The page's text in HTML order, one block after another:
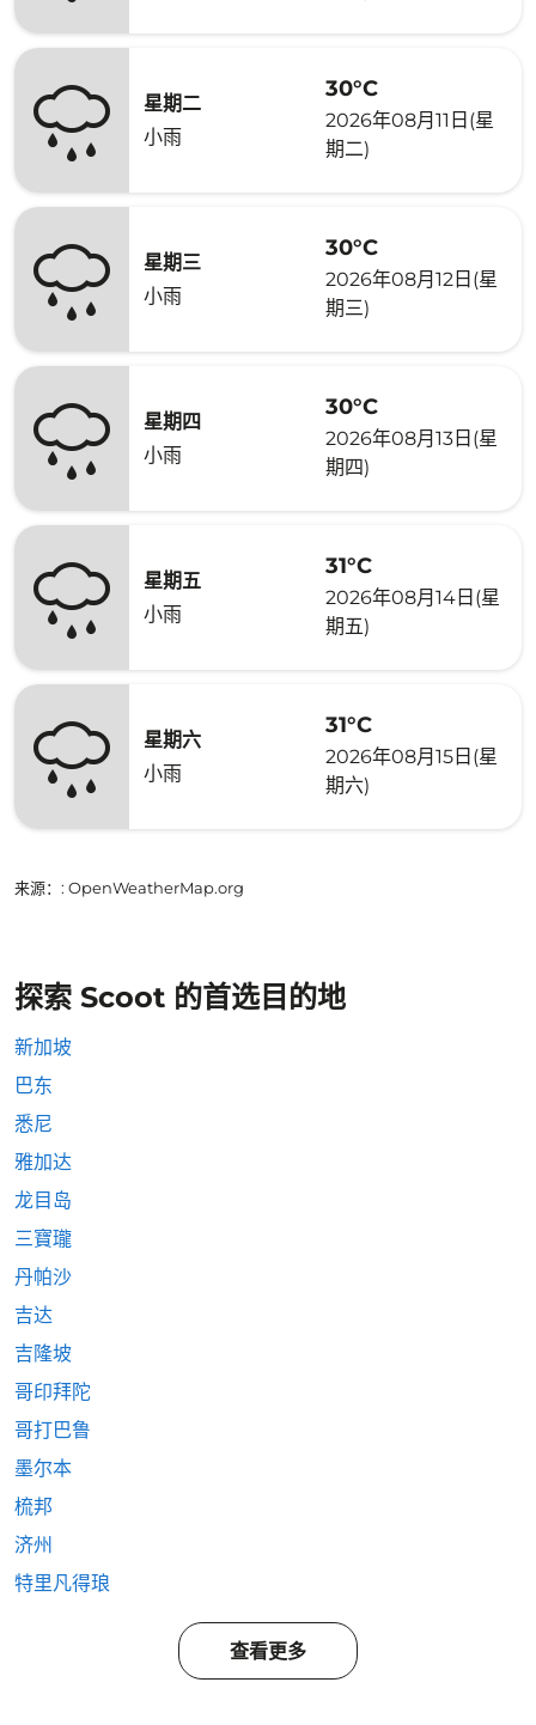
星期二
小雨
30°C
2026年08月11日(星
期二)
星期三
小雨
30°C
2026年08月12日(星
期三)
星期四
小雨
30°C
2026年08月13日(星
期四)
星期五
小雨
31°C
2026年08月14日(星
期五)
星期六
小雨
31°C
2026年08月15日(星
期六)
来源： : OpenWeatherMap.org
探索 Scoot 的首选目的地
新加坡
巴东
悉尼
雅加达
龙目岛
三寶瓏
丹帕沙
吉达
吉隆坡
哥印拜陀
哥打巴鲁
墨尔本
梳邦
济州
特里凡得琅
查看更多